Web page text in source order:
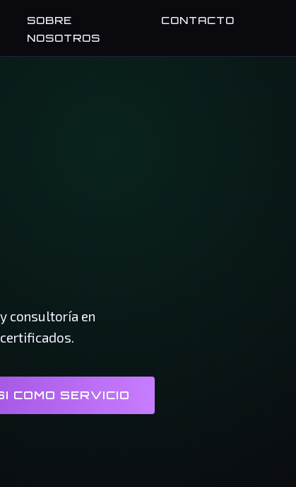
SOBRE
NOSOTROS
CONTACTO
consultoría en
COMO SERVICIO